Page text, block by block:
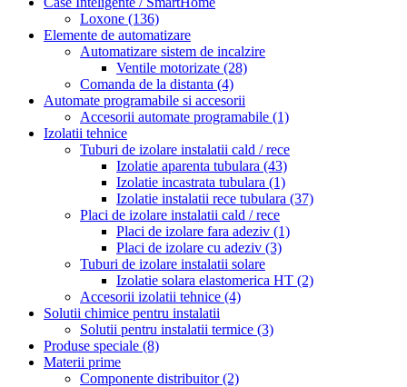
Loxone (136)
Elemente de automatizare
Automatizare sistem de incalzire
Ventile motorizate (28)
Comanda de la distanta (4)
Automate programabile si accesorii
Accesorii automate programabile (1)
Izolatii tehnice
Tuburi de izolare instalatii cald / rece
Izolatie aparenta tubulara (43)
Izolatie incastrata tubulara (1)
Izolatie instalatii rece tubulara (37)
Placi de izolare instalatii cald / rece
Placi de izolare fara adeziv (1)
Placi de izolare cu adeziv (3)
Tuburi de izolare instalatii solare
Izolatie solara elastomerica HT (2)
Accesorii izolatii tehnice (4)
Solutii chimice pentru instalatii
Solutii pentru instalatii termice (3)
Produse speciale (8)
Materii prime
Componente distribuitor(2)